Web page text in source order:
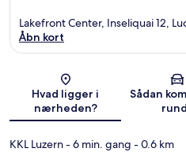
Lakefront Center, Inseliquai 12,
Åbn kort
Hvad ligger i
nærheden?
Sådan
KKL Luzern- 6 min. gang - 0.6 km